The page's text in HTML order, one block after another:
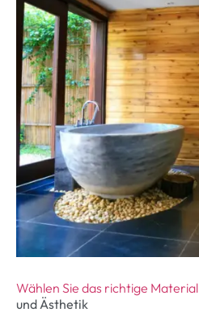
Wählen Sie das richtige Material
und Ästhetik